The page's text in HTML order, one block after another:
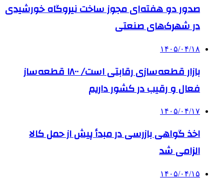
صدور دو هفته‌ای مجوز ساخت نیروگاه خورشیدی
در شهرک‌های صنعتی
۱۴۰۵/۰۴/۱۸
بازار قطعه‌سازی رقابتی است/ ۱۸۰۰ قطعه‌ساز
فعال و رقیب در کشور داریم
۱۴۰۵/۰۴/۱۷
اخذ گواهی بازرسی در مبدأ پیش از حمل کالا
الزامی شد
۱۴۰۵/۰۴/۱۵